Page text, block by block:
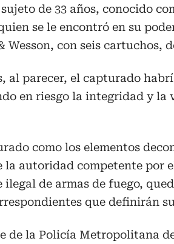
de 33 años, conocido
se le encontró en su
Wesson, con seis cartuchos,
al parecer, el capturado
en riesgo la integridad y la
como los elementos
la autoridad competente por
de armas de fuego,
que definirán
de la Policía Metropolitana